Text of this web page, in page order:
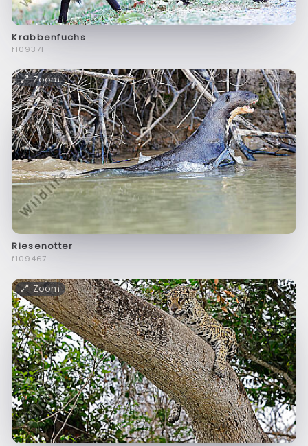
Krabbenfuchs
f109371
Zoom
Riesenotter
f109467
Zoom